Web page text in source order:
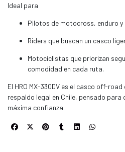
Ideal para
Pilotos de motocross, enduro
Riders que buscan un casco
Motociclistas que priorizan
comodidad en cada ruta.
El HRO MX-330DV es el casco off-
respaldo legal en Chile, pensado
máxima confianza.